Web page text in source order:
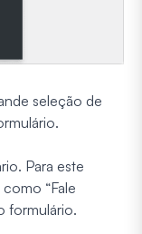
seleção de
Para este
“Fale
formulário.